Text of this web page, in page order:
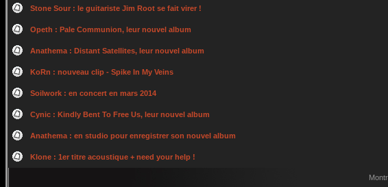
Stone Sour : le guitariste Jim Root se fait virer !
Opeth : Pale Communion, leur nouvel album
Anathema : Distant Satellites, leur nouvel album
KoRn : nouveau clip - Spike In My Veins
Soilwork : en concert en mars 2014
Cynic : Kindly Bent To Free Us, leur nouvel album
Anathema : en studio pour enregistrer son nouvel album
Klone : 1er titre acoustique + need your help !